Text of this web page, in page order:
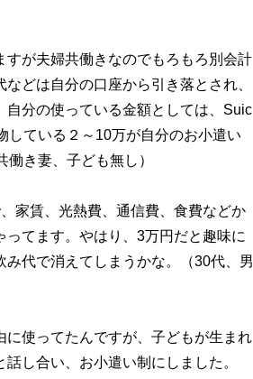
すが夫婦共働きなのでもろもろ別会計
どは自分の口座から引き落とされ、
自分の使っている金額としては、Suic
している２～10万が自分のお小遣い
き妻、子ども無し）
家賃、光熱費、通信費、食費などか
てます。やはり、3万円だと趣味に
代で消えてしまうかな。（30代、男
に使ってたんですが、子どもが生まれ
し合い、お小遣い制にしました。